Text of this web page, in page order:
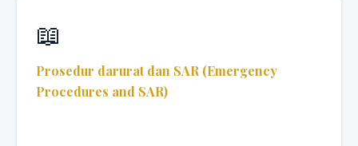
📖
Prosedur darurat dan SAR (Emergency
Procedures and SAR)